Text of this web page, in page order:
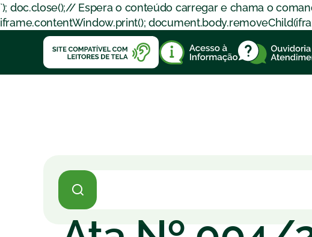
`); doc.close();// Espera o conteúdo carregar e chama o
iframe.contentWindow.print();